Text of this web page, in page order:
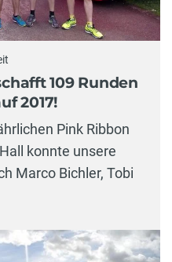
109 Runden
2017!
Pink Ribbon
konnte unsere
Marco Bichler, Tobi